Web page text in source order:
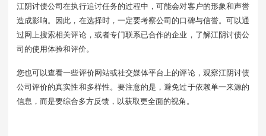
江阴讨债公司在执行追讨任务的过程中，可能会对客户的形象和声誉
造成影响。因此，在选择时，一定要考察公司的口碑与信誉。可以通
过网上搜索相关评论，或者专门联系已合作的企业，了解江阴讨债公
司的使用体验和评价。
您也可以查看一些评价网站或社交媒体平台上的评论，观察江阴讨债
公司评价的真实性和多样性。要注意的是，避免过于依赖单一来源的
信息，而是要综合多方反馈，以获取更全面的视角。